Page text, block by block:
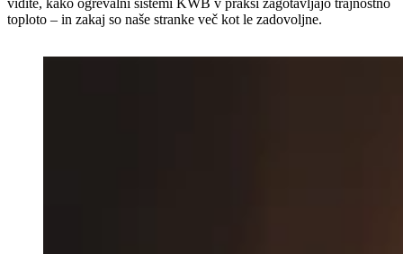
toploto – in zakaj so naše stranke več kot le zadovoljne.